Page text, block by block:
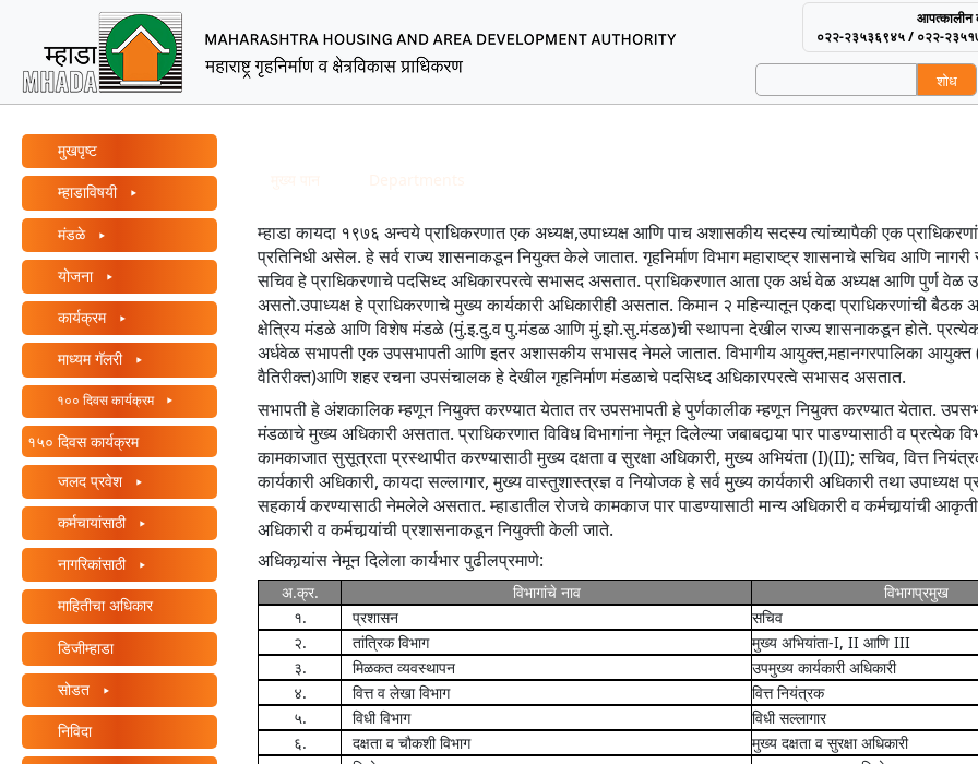
ऍक्सेसिबिलिटी
रीडरमध्ये
आपले
आहे
ऑल
ऍक्सेसिबिलिटी
स्क्रीन
रीडर
करण्यासाठी,
"Ctrl
दाबा
शॉर्टकट
तुम्हाला
सामग्री
नेव्हिगेट
आणि
संवाद
आपत्कालीन
०२२-२३५३६९४५ / ०२२-
शोध
MHADA – Maharashtra Housing and Area
Main Menu
मुखपृष्ट
म्हाडाविषयी
मंडळे
योजना
कार्यक्रम
माध्यम गॅलरी
१०० दिवस कार्यक्रम
१५० दिवस कार्यक्रम
जलद प्रवेश
कर्मचायांसाठी
नागरिकांसाठी
माहितीचा अधिकार
डिजीम्हाडा
सोडत
निविदा
म्हाडा कायदा १९७६ अन्वये प्राधिकरणात एक अध्यक्ष,उपाध्यक्ष आणि पाच अशासकीय सदस्य त्यांच्यापैकी एक
प्रतिनिधी असेल. हे सर्व राज्य शासनाकडून नियुक्त केले जातात. गृहनिर्माण विभाग महाराष्ट्र शासनाचे सचिव आणि नागरी
सचिव हे प्राधिकरणाचे पदसिध्द अधिकारपरत्वे सभासद असतात. प्राधिकरणात आता एक अर्ध वेळ अध्यक्ष आणि पुर्ण वेळ
असतो.उपाध्यक्ष हे प्राधिकरणाचे मुख्य कार्यकारी अधिकारीही असतात. किमान २ महिन्यातून एकदा प्राधिकरणांची
क्षेत्रिय मंडळे आणि विशेष मंडळे (मुं.इ.दु.व पु.मंडळ आणि मुं.झो.सु.मंडळ)ची स्थापना देखील राज्य शासनाकडून होते.
अर्धवेळ सभापती एक उपसभापती आणि इतर अशासकीय सभासद नेमले जातात. विभागीय आयुक्त,महानगरपालिका आयुक्त
वैतिरीक्त)आणि शहर रचना उपसंचालक हे देखील गृहनिर्माण मंडळाचे पदसिध्द अधिकारपरत्वे सभासद असतात.
सभापती हे अंशकालिक म्हणून नियुक्त करण्यात येतात तर उपसभापती हे पुर्णकालीक म्हणून नियुक्त करण्यात येतात.
मंडळाचे मुख्य अधिकारी असतात. प्राधिकरणात विविध विभागांना नेमून दिलेल्या जबाबदार्‍या पार पाडण्यासाठी व प्रत्येक
कामकाजात सुसूत्रता प्रस्थापीत करण्यासाठी मुख्य दक्षता व सुरक्षा अधिकारी, मुख्य अभियंता (I)(II); सचिव, वित्त
कार्यकारी अधिकारी, कायदा सल्लागार, मुख्य वास्तुशास्त्रज्ञ व नियोजक हे सर्व मुख्य कार्यकारी अधिकारी तथा उपाध्यक्ष
सहकार्य करण्यासाठी नेमलेले असतात. म्हाडातील रोजचे कामकाज पार पाडण्यासाठी मान्य अधिकारी व कर्मचार्‍यांची
अधिकारी व कर्मचार्‍यांची प्रशासनाकडून नियुक्ती केली जाते.
अधिकार्‍यांस नेमून दिलेला कार्यभार पुढीलप्रमाणे:
अ.क्र. विभागांचे नाव
विभागप्रमुख
१.
प्रशासन
सचिव
२.
तांत्रिक विभाग
मुख्य अभियांता-I, II आणि III
३.
मिळकत व्यवस्थापन
उपमुख्य कार्यकारी अधिकारी
४.
वित्त व लेखा विभाग
वित्त नियंत्रक
५.
विधी विभाग
विधी सल्लागार
६.
दक्षता व चौकशी विभाग
मुख्य दक्षता व सुरक्षा अधिकारी